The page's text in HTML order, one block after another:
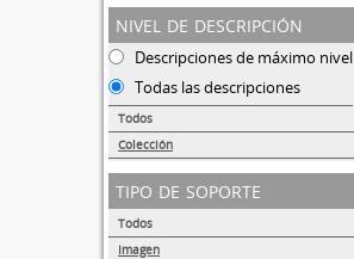
nivel de descripción
Descripciones de máximo nivel
Todas las descripciones
Todos
Colección
tipo de soporte
Todos
Imagen